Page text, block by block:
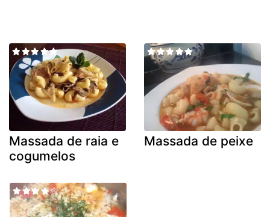
Massada de raia e
cogumelos
Massada de peixe